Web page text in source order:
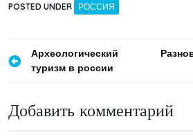
POSTED UNDER РОССИЯ
Навигация
Археологический
туризм в россии
Добавить комментарий